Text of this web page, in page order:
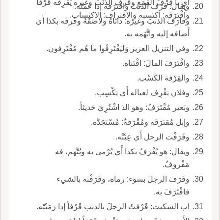
أَي يا قِرْفَ القِمَع وقَرف الذَّنْبَ وغيره يَقْرِفُه قَرْفاً
واقْتَرَفَه: اكتَسبه والاقتراف: الاكتساب.
ويقال: قَرَف الذنبَ واقْتَرَفه إذا عمله.
وقارَفَ الذنبَ وغيرَه: داناهُ ولاصَقَهُ وقَرفَه بكذا أَي
أَضافه إليه واتَّهَمه به.
وفي التنزيل العزيز وَليَقْتَرِفُوا ما هُم مُقْتَرِفون.
واقْتَرَفَ المالَ: اقْتَناه.
والقِرْفة الكَسْب.
وفلان يَقْرِف لعياله أَي يَكْسِب.
وبَعير مُقْتَرَفٌ: وهو الذ اشْتُرِيَ حَديثاً.
وإبل مُقتَرَفَة ومُقْرَفةٌ: مُسْتَجَدَّة.
وقَرَفْت الرجل أَي عِبْتُه.
ويقال: هو يُقْرَفُ بكذا أَي يُرْمى به ويُتَّهم، فه
مَقْروفٌ.
وقَرَفَ الرجلَ بسوء: رماه، وقَرَفْته بالشيء
فاقْتَرَفَ به.
اب السكيت: قَرْفتُ الرجلَ بالذنب قَرْفاً إذا رَمَيْتَه.